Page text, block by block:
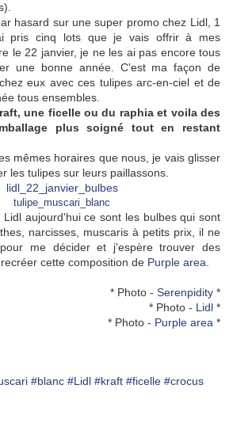
hasard sur une super promo chez Lidl, 1
pris cinq lots que je vais offrir à mes
le 22 janvier, je ne les ai pas encore tous
une bonne année. C'est ma façon de
eux avec ces tulipes arc-en-ciel et de
tous ensembles.
une ficelle ou du raphia et voila des
plus soigné tout en restant
mêmes horaires que nous, je vais glisser
les tulipes sur leurs paillassons.
aujourd'hui ce sont les bulbes qui sont
narcisses, muscaris à petits prix, il ne
me décider et j'espère trouver des
cette composition de Purple area
* Photo - Serenpidity *
* Photo - Lidl *
* Photo - Purple area *
#blanc #Lidl #kraft #ficelle #crocus